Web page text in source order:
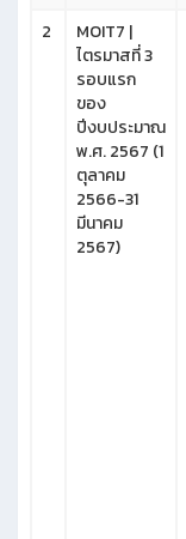
2
MOIT7 |
ไตรมาสที่ 3
รอบแรก
ของ
ปีงบประมาณ
พ.ศ. 2567 (1
ตุลาคม
2566-31
มีนาคม
2567)